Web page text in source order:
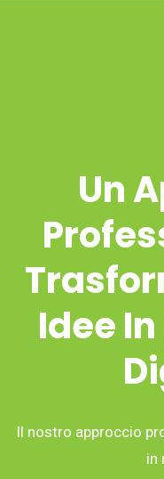
Un
Idee
Il nostro approccio
in